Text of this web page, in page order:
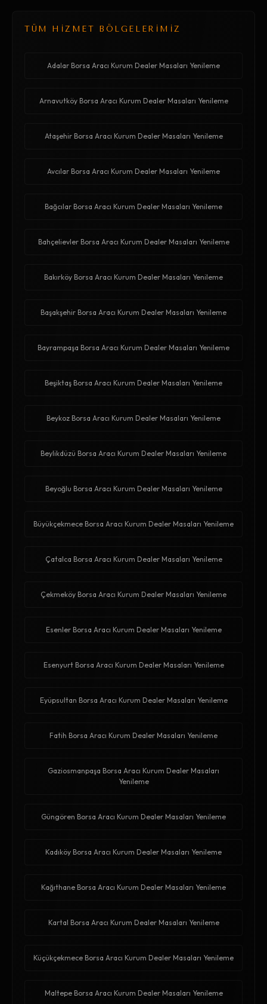
TÜM HİZMET BÖLGELERİMİZ
Adalar Borsa Aracı Kurum Dealer Masaları Yenileme
Arnavutköy Borsa Aracı Kurum Dealer Masaları Yenileme
Ataşehir Borsa Aracı Kurum Dealer Masaları Yenileme
Avcılar Borsa Aracı Kurum Dealer Masaları Yenileme
Bağcılar Borsa Aracı Kurum Dealer Masaları Yenileme
Bahçelievler Borsa Aracı Kurum Dealer Masaları Yenileme
Bakırköy Borsa Aracı Kurum Dealer Masaları Yenileme
Başakşehir Borsa Aracı Kurum Dealer Masaları Yenileme
Bayrampaşa Borsa Aracı Kurum Dealer Masaları Yenileme
Beşiktaş Borsa Aracı Kurum Dealer Masaları Yenileme
Beykoz Borsa Aracı Kurum Dealer Masaları Yenileme
Beylikdüzü Borsa Aracı Kurum Dealer Masaları Yenileme
Beyoğlu Borsa Aracı Kurum Dealer Masaları Yenileme
Büyükçekmece Borsa Aracı Kurum Dealer Masaları Yenileme
Çatalca Borsa Aracı Kurum Dealer Masaları Yenileme
Çekmeköy Borsa Aracı Kurum Dealer Masaları Yenileme
Esenler Borsa Aracı Kurum Dealer Masaları Yenileme
Esenyurt Borsa Aracı Kurum Dealer Masaları Yenileme
Eyüpsultan Borsa Aracı Kurum Dealer Masaları Yenileme
Fatih Borsa Aracı Kurum Dealer Masaları Yenileme
Gaziosmanpaşa Borsa Aracı Kurum Dealer Masaları
Yenileme
Güngören Borsa Aracı Kurum Dealer Masaları Yenileme
Kadıköy Borsa Aracı Kurum Dealer Masaları Yenileme
Kağıthane Borsa Aracı Kurum Dealer Masaları Yenileme
Kartal Borsa Aracı Kurum Dealer Masaları Yenileme
Küçükçekmece Borsa Aracı Kurum Dealer Masaları Yenileme
Maltepe Borsa Aracı Kurum Dealer Masaları Yenileme